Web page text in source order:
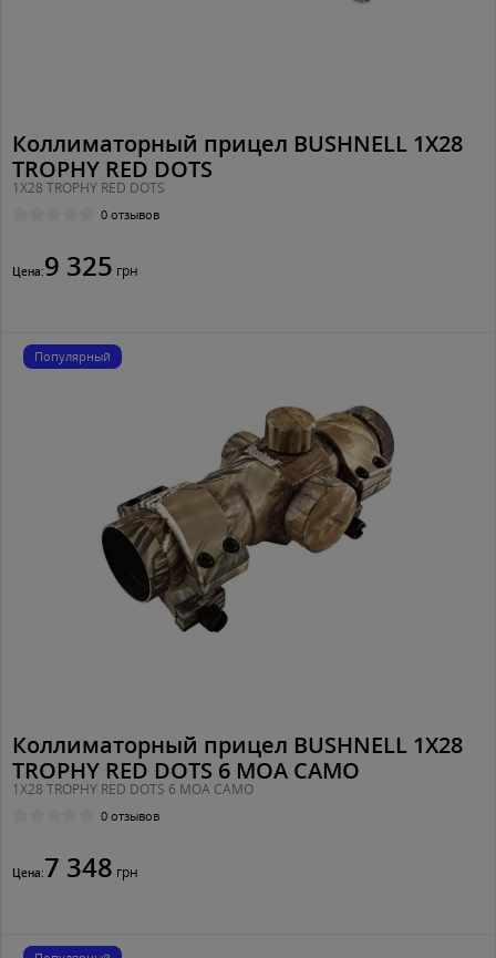
Коллиматорный прицел BUSHNELL 1X28
TROPHY RED DOTS
1X28 TROPHY RED DOTS
0 отзывов
Цена:9 325 грн
Популярный
Коллиматорный прицел BUSHNELL 1X28
TROPHY RED DOTS 6 MOA CAMO
1X28 TROPHY RED DOTS 6 MOA CAMO
0 отзывов
Цена:7 348 грн